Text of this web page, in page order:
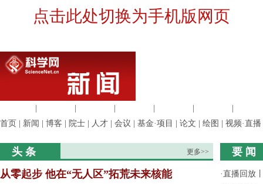
点击此处切换为手机版网页
首页
新闻 博客 院士 人才 会议 基金·项目 论文 绘图 视频·直播
头 条 更多>>
从零起步 他在“无人区”拓荒未来核能
要 闻
·直播回放